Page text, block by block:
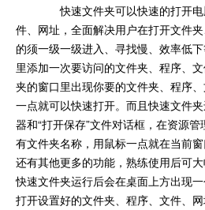
快速文件夹可以快速的打开电
件、网址，全面解决用户在打开文件
的须一级一级进入、寻找慢、效率低
里添加一次要访问的文件夹、程序、
夹的窗口里出现你要的文件夹、程序
一点就可以快速打开。而且快速文件
器和“打开保存”文件对话框，在资源
有文件夹名称，用鼠标一点就在当前
还有其他更多的功能，熟练使用后可大
快速文件夹运行后会在桌面上方出现
打开设置好的文件夹、程序、文件、